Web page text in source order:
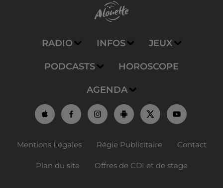
RADIO INFOS JEUX
PODCASTS HOROSCOPE
AGENDA
Mentions Légales Régie Publicitaire Contact
Plan du site Offres de CDI et de stage